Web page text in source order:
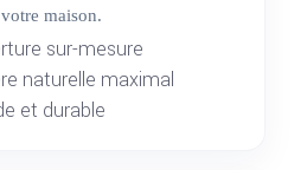
maison.
sur-mesure
naturelle maximal
et durable